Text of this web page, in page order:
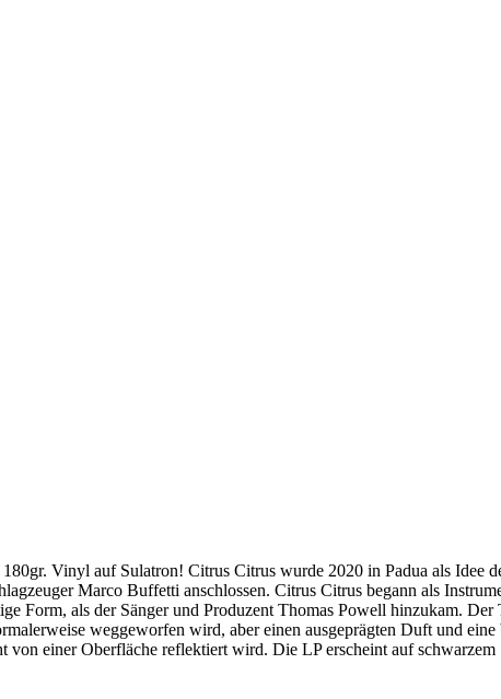
Vinyl auf Sulatron! Citrus Citrus wurde 2020 in Padua als Idee
Marco Buffetti anschlossen. Citrus Citrus begann als
Form, als der Sänger und Produzent Thomas Powell hinzukam.
weggeworfen wird, aber einen ausgeprägten Duft und
einer Oberfläche reflektiert wird. Die LP erscheint auf